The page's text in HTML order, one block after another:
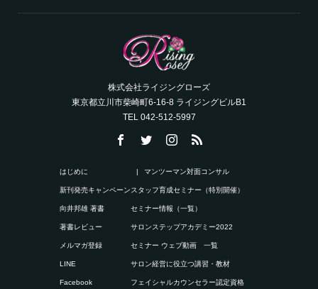
株式会社ライジングローズ
東京都立川市柴崎町6-16-8 ライジングビルB1
TEL 042-512-5997
はじめに
新刊発売キャンペーン
向井邦雄 著書
著書レビュー
メルマガ登録
LINE
Facebook
マンツーマン対面コンサル
スタッフ育成セミナー（特別開催）
セミナー情報（一覧）
サロンステップアカデミー2022
セミナー ウェブ動画 一覧
サロン経営に役立つ講習・教材
フェイシャルカウンセラー認定資格